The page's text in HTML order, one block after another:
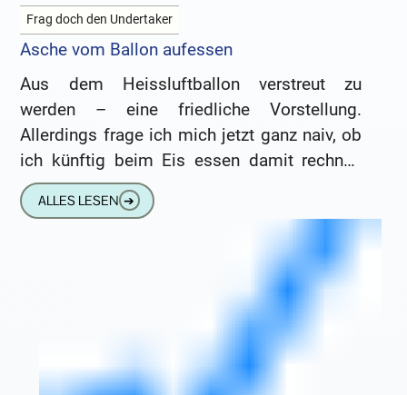
Frag doch den Undertaker
Asche vom Ballon aufessen
Aus dem Heissluftballon verstreut zu
werden – eine friedliche Vorstellung.
Allerdings frage ich mich jetzt ganz naiv, ob
ich künftig beim Eis essen damit rechnen
muss, von oben „bestaubt“ zu
ALLES LESEN ➔